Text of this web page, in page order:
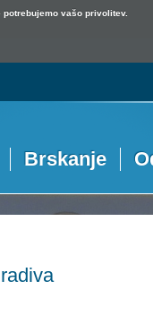
vašo privolitev.
Brskanje